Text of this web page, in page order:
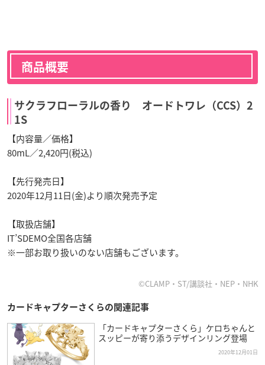
商品概要
サクラフローラルの香り オードトワレ（CCS）2
1S
【内容量／価格】
80mL／2,420円(税込)
【先行発売日】
2020年12月11日(金)より順次発売予定
【取扱店舗】
IT’SDEMO全国各店舗
※一部お取り扱いのない店舗もございます。
©︎CLAMP・ST/講談社・NEP・NHK
カードキャプターさくらの関連記事
「カードキャプターさくら」ケロちゃんと
スッピーが寄り添うデザインリング登場
2020年12月01日